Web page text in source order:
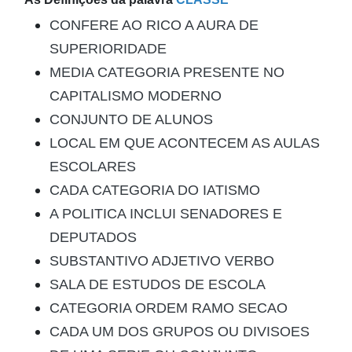
CONFERE AO RICO A AURA DE
SUPERIORIDADE
MEDIA CATEGORIA PRESENTE NO
CAPITALISMO MODERNO
CONJUNTO DE ALUNOS
LOCAL EM QUE ACONTECEM AS AULAS
ESCOLARES
CADA CATEGORIA DO IATISMO
A POLITICA INCLUI SENADORES E
DEPUTADOS
SUBSTANTIVO ADJETIVO VERBO
SALA DE ESTUDOS DE ESCOLA
CATEGORIA ORDEM RAMO SECAO
CADA UM DOS GRUPOS OU DIVISOES